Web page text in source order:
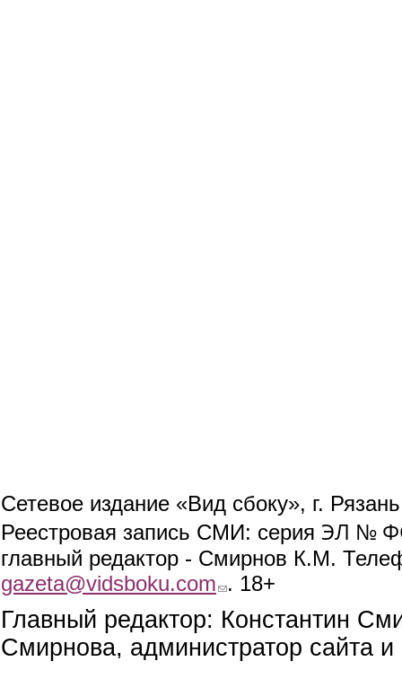
Сетевое издание «Вид сбоку», г.
Реестровая запись СМИ: серия ЭЛ №
главный редактор - Смирнов К.М.
gazeta@vidsboku.com (link sends e-mail)
. 18+
Главный редактор: Константин
Смирнова, администратор сайта